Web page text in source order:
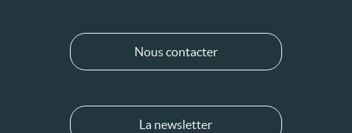
Nous contacter
La newsletter